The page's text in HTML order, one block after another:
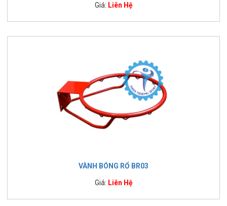
Giá: Liên Hệ
VÀNH BÓNG RỔ BR03
Giá: Liên Hệ